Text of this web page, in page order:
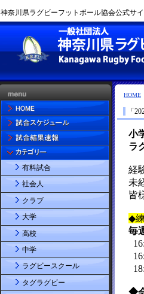
神奈川県ラグビーフットボール協会公式サ
HOME
「
有料試合
社会人
クラブ
大学
高校
中学
ラグビースクール
タグラグビー